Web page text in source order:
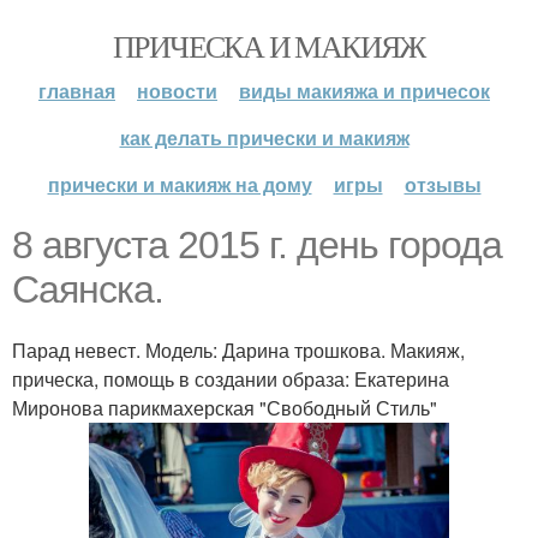
ПРИЧЕСКА И МАКИЯЖ
главная новости
виды макияжа и причесок
как делать прически и макияж
прически и макияж на дому
игры отзывы
8 августа 2015 г. день города
Саянска.
Парад невест. Модель: Дарина трошкова. Макияж,
прическа, помощь в создании образа: Екатерина
Миронова парикмахерская "Свободный Стиль"